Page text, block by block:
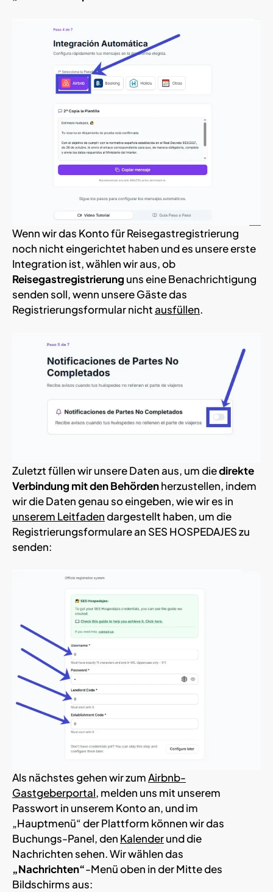
Wenn wir das Konto für Reisegastregistrierung
noch nicht eingerichtet haben und es unsere erste
Integration ist, wählen wir aus, ob
Reisegastregistrierung uns eine Benachrichtigung
senden soll, wenn unsere Gäste das
Registrierungsformular nichtausfüllen.
Zuletzt füllen wir unsere Daten aus, um diedirekte
Verbindung mit den Behördenherzustellen, indem
wir die Daten genau so eingeben, wie wir es in
unserem Leitfadendargestellt haben, um die
Registrierungsformulare an SES HOSPEDAJES zu
senden:
Als nächstes gehen wir zumAirbnb-
Gastgeberportal, melden uns mit unserem
Passwort in unserem Konto an, und im
„Hauptmenü“ der Plattform können wir das
Buchungs-Panel, den Kalenderund die
Nachrichten sehen. Wir wählen das
„Nachrichten“-Menü oben in der Mitte des
Bildschirms aus: